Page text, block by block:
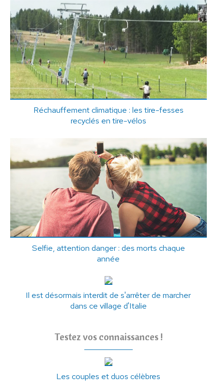
Réchauffement climatique : les tire-fesses
recyclés en tire-vélos
Selfie, attention danger : des morts chaque
année
Il est désormais interdit de s'arrêter de marcher
dans ce village d'Italie
Testez vos connaissances !
Les couples et duos célèbres